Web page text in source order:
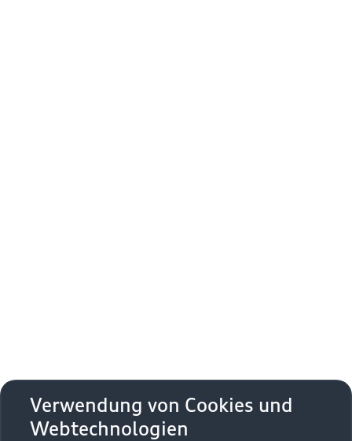
Zurück nach oben
Modelle
Verwendung von Cookies und
Webtechnologien